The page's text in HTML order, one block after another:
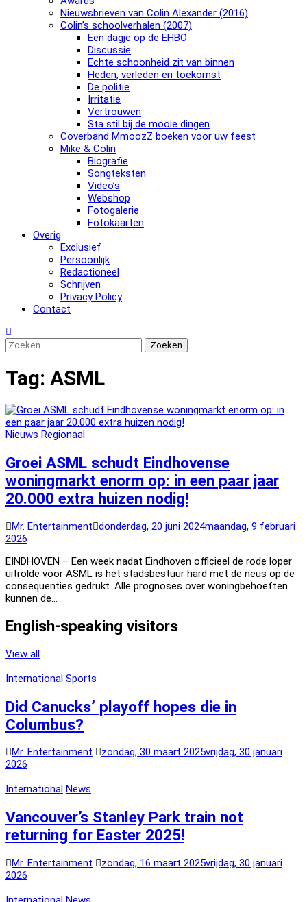
Nieuwsbrieven van Colin Alexander (2016)
Colin’s schoolverhalen (2007)
Een dagje op de EHBO
Discussie
Echte schoonheid zit van binnen
Heden, verleden en toekomst
De politie
Irritatie
Vertrouwen
Sta stil bij de mooie dingen
Coverband MmoozZ boeken voor uw feest
Mike & Colin
Biografie
Songteksten
Video’s
Webshop
Fotogalerie
Fotokaarten
Overig
Exclusief
Persoonlijk
Redactioneel
Schrijven
Privacy Policy
Contact
Zoeken
naar:
Tag: ASML
Nieuws Regionaal
Groei ASML schudt Eindhovense
woningmarkt enorm op: in een paar jaar
20.000 extra huizen nodig!
Mr. Entertainment donderdag, 20 juni 2024maandag, 9 februari
2026
EINDHOVEN – Een week nadat Eindhoven officieel de rode loper
uitrolde voor ASML is het stadsbestuur hard met de neus op de
consequenties gedrukt. Alle prognoses over woningbehoeften
kunnen de…
English-speaking visitors
View all
International Sports
Did Canucks’ playoff hopes die in
Columbus?
Mr. Entertainment zondag, 30 maart 2025vrijdag, 30 januari
2026
International News
Vancouver’s Stanley Park train not
returning for Easter 2025!
Mr. Entertainment zondag, 16 maart 2025vrijdag, 30 januari
2026